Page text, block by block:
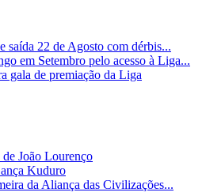
saída 22 de Agosto com dérbis...
em Setembro pelo acesso à Liga...
gala de premiação da Liga
João Lourenço
Kuduro
da Aliança das Civilizações...